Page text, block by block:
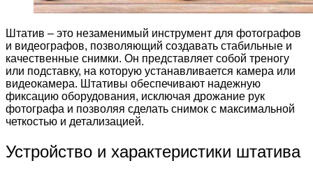
Штатив – это незаменимый инструмент для фотографов
и видеографов, позволяющий создавать стабильные и
качественные снимки. Он представляет собой треногу
или подставку, на которую устанавливается камера или
видеокамера. Штативы обеспечивают надежную
фиксацию оборудования, исключая дрожание рук
фотографа и позволяя сделать снимок с максимальной
четкостью и детализацией.
Устройство и характеристики штатива